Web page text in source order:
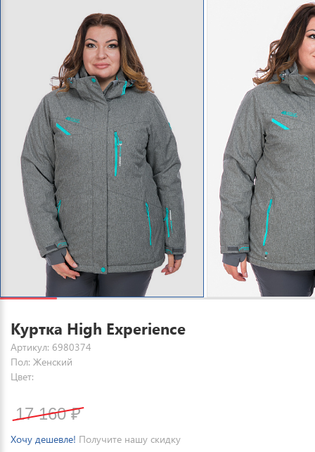
Куртка High Experience
Артикул: 6980374
Пол: Женский
Цвет:
17 160₽
Хочу дешевле! Получите нашу скидку